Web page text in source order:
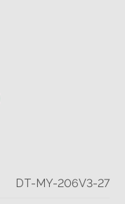
DT-MY-206V3-27